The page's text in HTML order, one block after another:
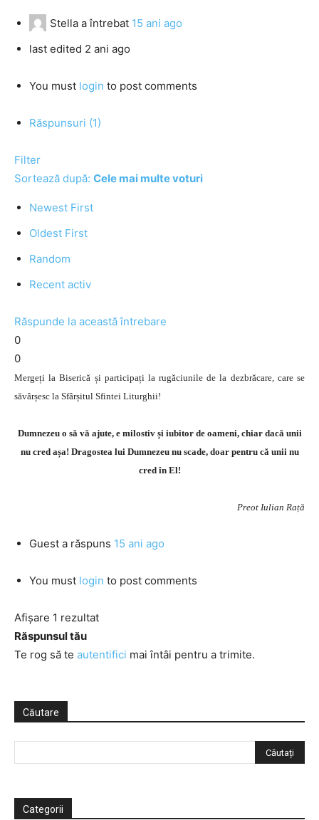
Stella a întrebat 15 ani ago
last edited 2 ani ago
You must login to post comments
Răspunsuri (1)
Filter
Sortează după: Cele mai multe voturi
Newest First
Oldest First
Random
Recent activ
Răspunde la această întrebare
0
0
Mergeți la Biserică și participați la rugăciunile de la dezbrăcare, care se
săvârșesc la Sfârșitul Sfintei Liturghii!
Dumnezeu o să vă ajute, e milostiv și iubitor de oameni, chiar dacă unii
nu cred așa! Dragostea lui Dumnezeu nu scade, doar pentru că unii nu
cred în El!
Preot Iulian Rață
Guest a răspuns 15 ani ago
You must login to post comments
Afișare 1 rezultat
Răspunsul tău
Te rog să te autentifici mai întâi pentru a trimite.
Căutare
Categorii